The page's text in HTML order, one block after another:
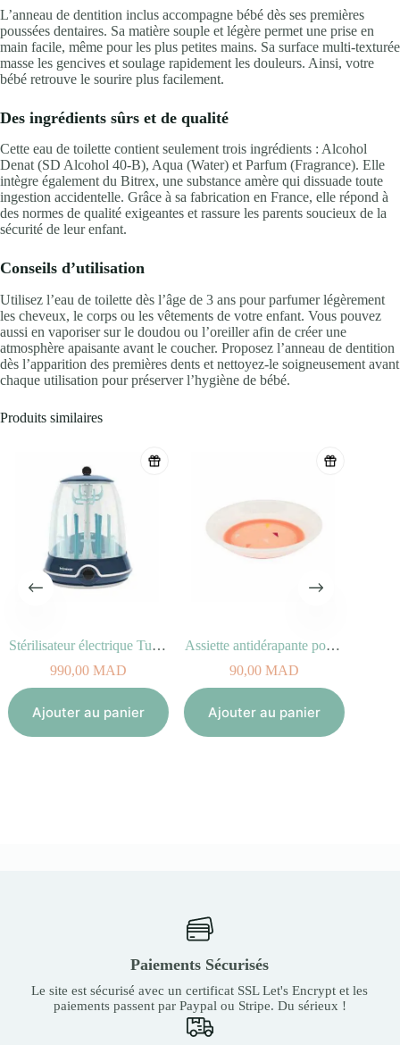
L’anneau de dentition inclus accompagne bébé dès ses premières
poussées dentaires. Sa matière souple et légère permet une prise en
main facile, même pour les plus petites mains. Sa surface multi-texturée
masse les gencives et soulage rapidement les douleurs. Ainsi, votre
bébé retrouve le sourire plus facilement.
Des ingrédients sûrs et de qualité
Cette eau de toilette contient seulement trois ingrédients : Alcohol
Denat (SD Alcohol 40-B), Aqua (Water) et Parfum (Fragrance). Elle
intègre également du Bitrex, une substance amère qui dissuade toute
ingestion accidentelle. Grâce à sa fabrication en France, elle répond à
des normes de qualité exigeantes et rassure les parents soucieux de la
sécurité de leur enfant.
Conseils d’utilisation
Utilisez l’eau de toilette dès l’âge de 3 ans pour parfumer légèrement
les cheveux, le corps ou les vêtements de votre enfant. Vous pouvez
aussi en vaporiser sur le doudou ou l’oreiller afin de créer une
atmosphère apaisante avant le coucher. Proposez l’anneau de dentition
dès l’apparition des premières dents et nettoyez-le soigneusement avant
chaque utilisation pour préserver l’hygiène de bébé.
Produits similaires
Stérilisateur électrique Turbo vapeur(+)
990,00MAD
Ajouter au panier
Assiette antidérapante pour bébé Peach
90,00MAD
Ajouter au panier
Paiements Sécurisés
Le site est sécurisé avec un certificat SSL Let's Encrypt et les
paiements passent par Paypal ou Stripe. Du sérieux !